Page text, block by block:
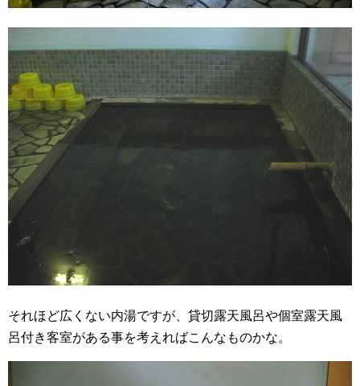
それほど広くない内湯ですが、貸切露天風呂や個室露天風
呂付き客室がある事を考えればこんなものかな。